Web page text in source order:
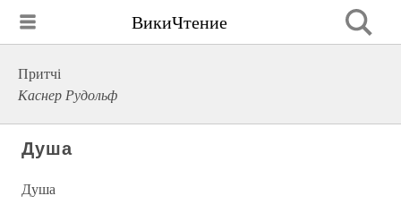
ВикиЧтение
Притчі
Каснер Рудольф
Душа
Душа